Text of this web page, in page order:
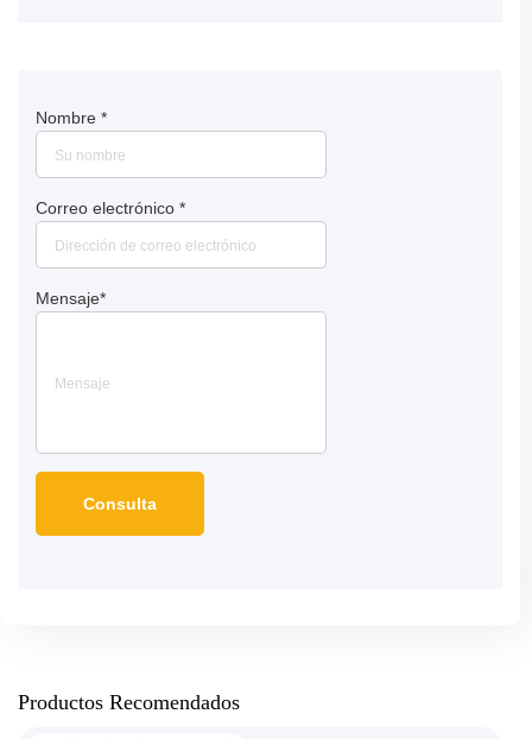
Nombre *
Correo electrónico *
Mensaje*
Productos Recomendados